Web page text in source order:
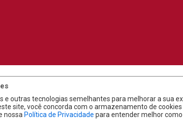
e outras tecnologias semelhantes para melhorar a sua
site, você concorda com o armazenamento de
nossa Política de Privacidade para entender melhor
Sefrin Negócios Imobiliários LTDA. CNPJ 05.135.254/